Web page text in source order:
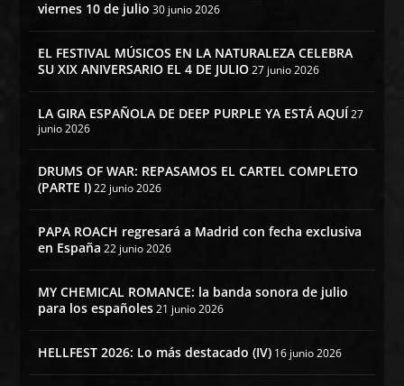
viernes 10 de julio 30 junio 2026
EL FESTIVAL MÚSICOS EN LA NATURALEZA CELEBRA
SU XIX ANIVERSARIO EL 4 DE JULIO 27 junio 2026
LA GIRA ESPAÑOLA DE DEEP PURPLE YA ESTÁ AQUÍ27
junio 2026
DRUMS OF WAR: REPASAMOS EL CARTEL COMPLETO
(PARTE I) 22 junio 2026
PAPA ROACH regresará a Madrid con fecha exclusiva
en España 22 junio 2026
MY CHEMICAL ROMANCE: la banda sonora de julio
para los españoles 21 junio 2026
HELLFEST 2026: Lo más destacado (IV) 16 junio 2026